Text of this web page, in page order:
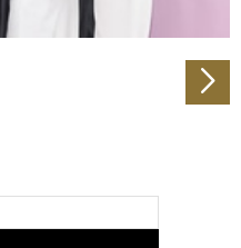
Sie ihnen bereitgestellt